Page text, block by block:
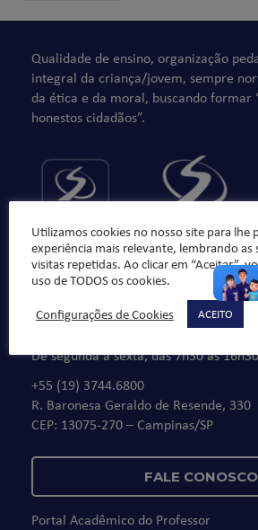
Qualidade de ensino, organização
integral da criança/jovem, sempre
da ética e da moral, buscando formar
honestos cidadãos”.
Fale Conosco
De segunda à sexta, das 7h30 às 16h30
+55 (19) 3744.6800
R. Baronesa Geraldo de Resende, 330
CEP: 13075-270 – Campinas/SP
FALE CONOSCO
Portal Acadêmico do Professor
Utilizamos cookies no nosso site para lhe
experiência mais relevante, lembrando as
visitas repetidas. Ao clicar em “Aceitar”,
uso de TODOS os cookies.
Configurações de Cookies
ACEITO